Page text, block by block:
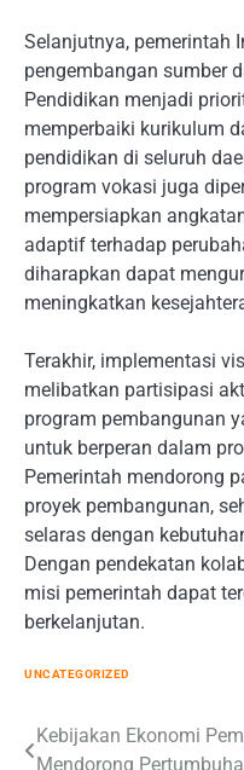
Selanjutnya, pemerintah
pengembangan sumber
Pendidikan menjadi
memperbaiki kurikulum
pendidikan di seluruh
program vokasi juga
mempersiapkan
adaptif terhadap
diharapkan dapat
meningkatkan
Terakhir, implementasi
melibatkan partisipasi
program pembangunan
untuk berperan dalam
Pemerintah mendorong
proyek pembangunan,
selaras dengan
Dengan pendekatan
misi pemerintah dapat
berkelanjutan.
UNCATEGORIZED
Post
Kebijakan Ekonomi
Mendorong